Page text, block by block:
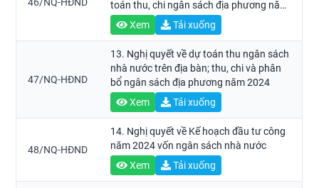
toán thu, chi ngân sách địa phương năm
2022Xem Tải xuống
47/NQ-HĐND
13. Nghị quyết về dự toán thu ngân sách
nhà nước trên địa bàn; thu, chi và phân
bổ ngân sách địa phương năm 2024
Xem
Tải xuống
48/NQ-HĐND
14. Nghị quyết về Kế hoạch đầu tư công
năm 2024 vốn ngân sách nhà nước
Xem
Tải xuống